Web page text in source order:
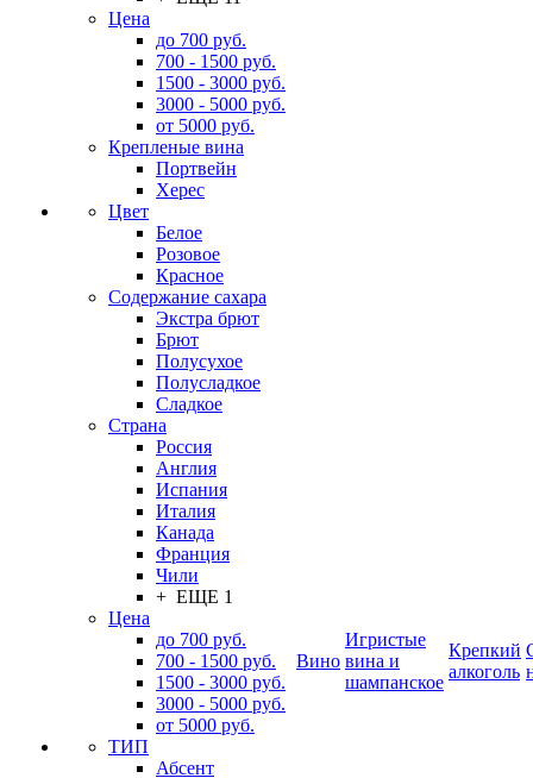
Цена
до 700 руб.
700 - 1500 руб.
1500 - 3000 руб.
3000 - 5000 руб.
от 5000 руб.
Крепленые вина
Портвейн
Херес
Цвет
Белое
Розовое
Красное
Содержание сахара
Экстра брют
Брют
Полусухое
Полусладкое
Сладкое
Страна
Россия
Англия
Испания
Италия
Канада
Франция
Чили
+ ЕЩЕ 1
Цена
до 700 руб.
700 - 1500 руб.
1500 - 3000 руб.
3000 - 5000 руб.
от 5000 руб.
ТИП
Абсент
Вино
Игристые
вина и
шампанское
Крепкий
алкоголь